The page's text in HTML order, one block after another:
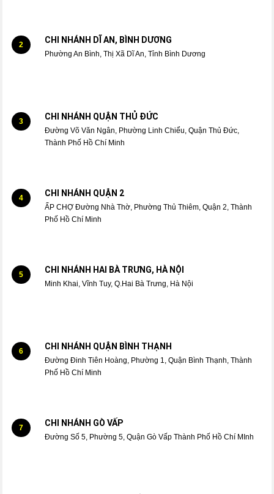
2 CHI NHÁNH DĨ AN, BÌNH DƯƠNG
Phường An Bình, Thị Xã Dĩ An, Tỉnh Bình Dương
3 CHI NHÁNH QUẬN THỦ ĐỨC
Đường Võ Văn Ngân, Phường Linh Chiểu, Quận Thủ Đức,
Thành Phố Hồ Chí Minh
4 CHI NHÁNH QUẬN 2
ẤP CHỢ Đường Nhà Thờ, Phường Thủ Thiêm, Quận 2, Thành
Phố Hồ Chí Minh
5 CHI NHÁNH HAI BÀ TRƯNG, HÀ NỘI
Minh Khai, Vĩnh Tuy, Q.Hai Bà Trưng, Hà Nội
6 CHI NHÁNH QUẬN BÌNH THẠNH
Đường Đinh Tiên Hoàng, Phường 1, Quận Bình Thạnh, Thành
Phố Hồ Chí Minh
7 CHI NHÁNH GÒ VẤP
Đường Số 5, Phường 5, Quận Gò Vấp Thành Phố Hồ Chí MInh